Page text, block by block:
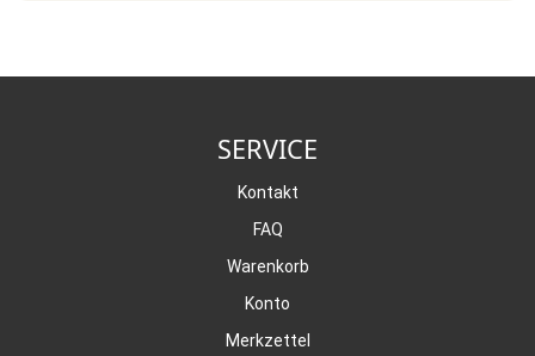
SERVICE
Kontakt
FAQ
Warenkorb
Konto
Merkzettel